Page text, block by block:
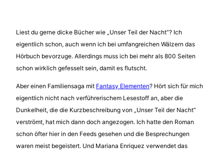
Liest du gerne dicke Bücher wie „Unser Teil der Nacht“? Ich
eigentlich schon, auch wenn ich bei umfangreichen Wälzern das
Hörbuch bevorzuge. Allerdings muss ich bei mehr als 800 Seiten
schon wirklich gefesselt sein, damit es flutscht.
Aber einen Familiensaga mit Fantasy Elementen? Hört sich für mich
eigentlich nicht nach verführerischem Lesestoff an, aber die
Dunkelheit, die die Kurzbeschreibung von „Unser Teil der Nacht“
verströmt, hat mich dann doch angezogen. Ich hatte den Roman
schon öfter hier in den Feeds gesehen und die Besprechungen
waren meist begeistert. Und Mariana Enriquez verwendet das